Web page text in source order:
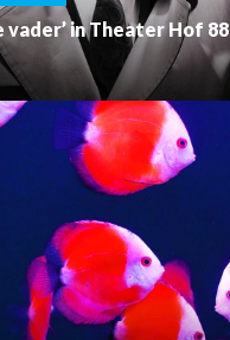
vader’ in Theater Hof 88